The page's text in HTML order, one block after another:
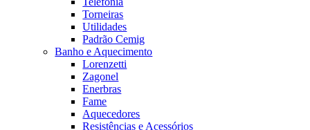
Torneiras
Utilidades
Padrão Cemig
Banho e Aquecimento
Lorenzetti
Zagonel
Enerbras
Fame
Aquecedores
Resistências e Acessórios